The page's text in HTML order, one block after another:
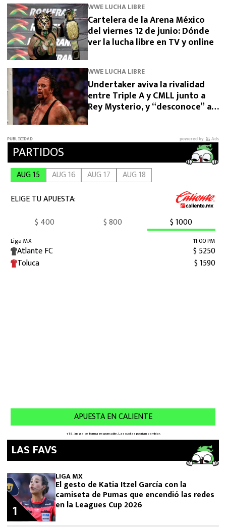
WWE LUCHA LIBRE
Cartelera de la Arena México
del viernes 12 de junio: Dónde
ver la lucha libre en TV y online
WWE LUCHA LIBRE
Undertaker aviva la rivalidad
entre Triple A y CMLL junto a
Rey Mysterio, y “desconoce” a
LAS FAVS
LIGA MX
El gesto de Katia Itzel García con la
camiseta de Pumas que encendió las redes
en la Leagues Cup 2026
1